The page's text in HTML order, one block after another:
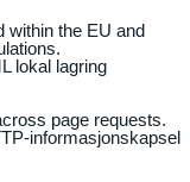
within the EU and
lokal lagring
page requests.
informasjonskapsel